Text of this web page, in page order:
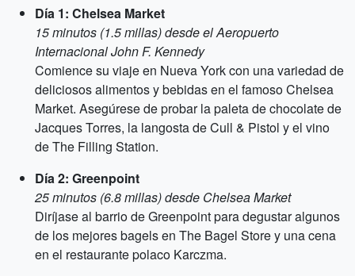
Día 1: Chelsea Market
15 minutos (1.5 millas) desde el Aeropuerto
Internacional John F. Kennedy
Comience su viaje en Nueva York con una variedad de
deliciosos alimentos y bebidas en el famoso Chelsea
Market. Asegúrese de probar la paleta de chocolate de
Jacques Torres, la langosta de Cull & Pistol y el vino
de The Filling Station.
Día 2: Greenpoint
25 minutos (6.8 millas) desde Chelsea Market
Diríjase al barrio de Greenpoint para degustar algunos
de los mejores bagels en The Bagel Store y una cena
en el restaurante polaco Karczma.